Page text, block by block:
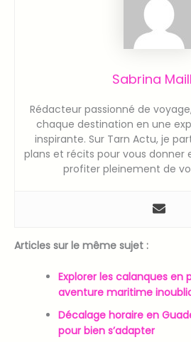
Sabrina
Rédacteur passionné de
chaque destination en une
inspirante. Sur Tarn Actu, je
plans et récits pour vous donner
profiter pleinement de
Articles sur le même sujet :
Explorer les calanques en
aventure maritime
Décalage horaire en
pour bien s’adapter